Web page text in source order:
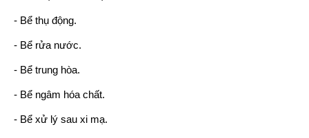
- Bể thụ động.
- Bể rửa nước.
- Bể trung hòa.
- Bể ngâm hóa chất.
- Bể xử lý sau xi mạ.